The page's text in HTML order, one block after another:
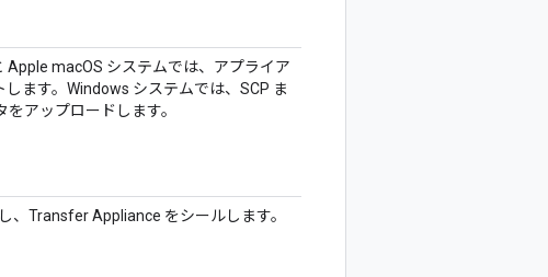
Apple macOS システムでは、アプライア
ます。Windows システムでは、SCP ま
アップロードします。
、Transfer Appliance をシールします。